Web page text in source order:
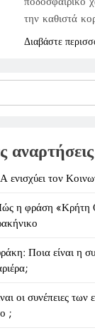
την καθιστά
Διαβάστε
αναρτήσεις
τον
η φράση «Κρήτη
Ποια είναι η
οι συνέπειες
;